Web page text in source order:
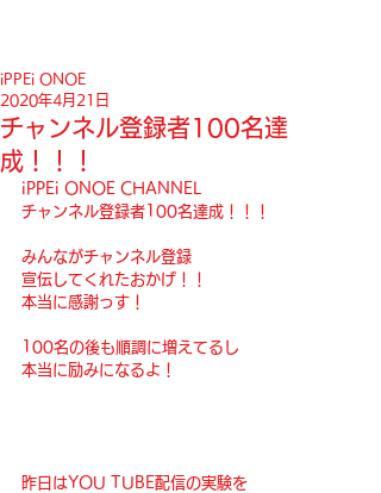
チャンネル登録者100名達
成！！！
iPPEi ONOE
2020年4月21日
iPPEi ONOE CHANNEL
チャンネル登録者100名達成！！！
みんながチャンネル登録
宣伝してくれたおかげ！！
本当に感謝っす！
100名の後も順調に増えてるし
本当に励みになるよ！
昨日はYOU TUBE配信の実験を